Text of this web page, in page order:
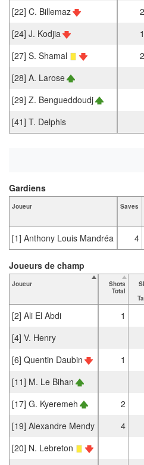
[22] C. Billemaz
2
[24] J. Kodjia
1
[27] S. Shamal
2
[28] A. Larose
[29] Z. Bengueddoudj
[41] T. Delphis
Joueur Saves
[1] Anthony Louis Mandréa 4
Gardiens
Joueur
Shots
Total
[2] Ali El Abdi 1
[4] V. Henry
[6] Quentin Daubin
1
[11] M. Le Bihan
[17] G. Kyeremeh
2
[19] Alexandre Mendy
4
[20] N. Lebreton
Joueurs de champ